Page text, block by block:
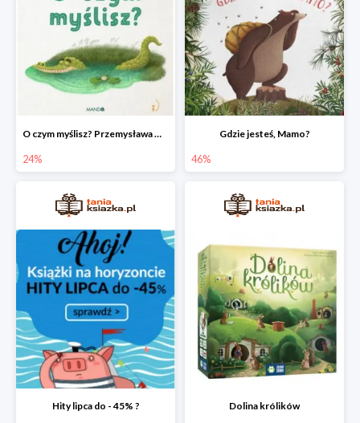
O czym myślisz? Przemysława Wechterowicza
24%
Gdzie jesteś, Mamo?
46%
Hity lipca do - 45% ? Dolina królików